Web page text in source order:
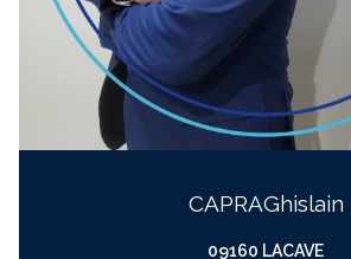
CAPRA ghislain
09160 LACAVE